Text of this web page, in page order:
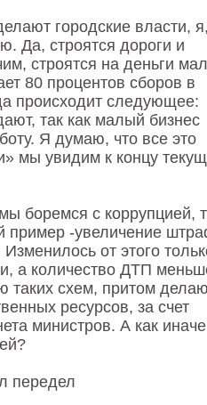
городские власти,
Да, строятся дороги и
строятся на деньги
80 процентов сборов в
происходит следующее:
так как малый бизнес
Я думаю, что все это
мы увидим к концу
боремся с коррупцией,
пример -увеличение
от этого
а количество ДТП
таких схем, притом
ресурсов, за счет
министров. А как иначе
передел